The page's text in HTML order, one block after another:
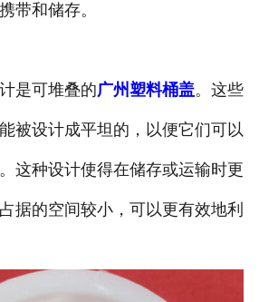
带和储存。
可堆叠的广州塑料桶盖。这些
被设计成平坦的，以便它们可以
这种设计使得在储存或运输时更
据的空间较小，可以更有效地利